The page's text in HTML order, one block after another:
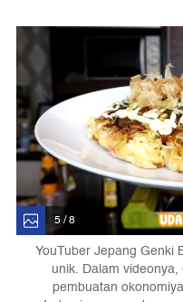
5 / 8
YouTuber Jepang Genki
unik. Dalam
pembuatan